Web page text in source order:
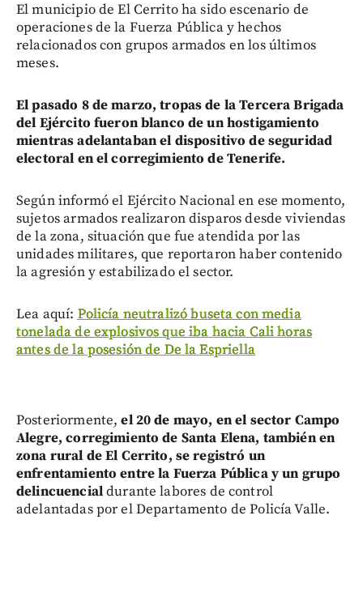
El municipio de El Cerrito ha sido escenario de
operaciones de la Fuerza Pública y hechos
relacionados con grupos armados en los últimos
meses.
El pasado 8 de marzo, tropas de la Tercera Brigada
del Ejército fueron blanco de un hostigamiento
mientras adelantaban el dispositivo de seguridad
electoral en el corregimiento de Tenerife.
Según informó el Ejército Nacional en ese momento,
sujetos armados realizaron disparos desde viviendas
de la zona, situación que fue atendida por las
unidades militares, que reportaron haber contenido
la agresión y estabilizado el sector.
Lea aquí: Policía neutralizó buseta con media
tonelada de explosivos que iba hacia Cali horas
antes de la posesión de De la Espriella
Posteriormente,el 20 de mayo, en el sector Campo
Alegre, corregimiento de Santa Elena, también en
zona rural de El Cerrito, se registró un
enfrentamiento entre la Fuerza Pública y un grupo
delincuencialdurante labores de control
adelantadas por el Departamento de Policía Valle.